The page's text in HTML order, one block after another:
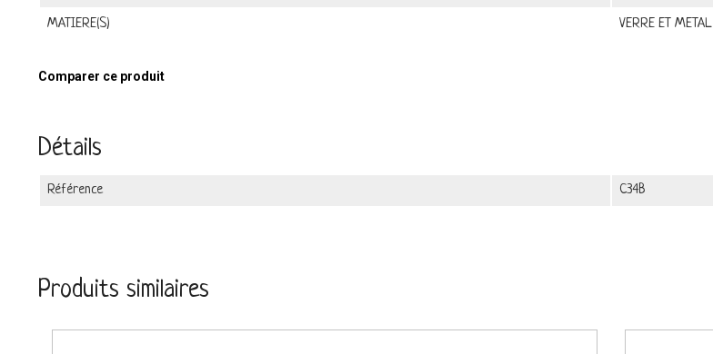
MATIERE(S) VERRE ET METAL
Comparer ce produit
Détails
Référence C34B
Produits similaires